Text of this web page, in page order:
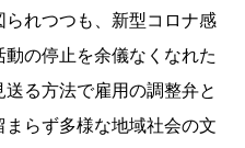
れつつも、新型コロナ感
の停止を余儀なくなれた
る方法で雇用の調整弁と
らず多様な地域社会の文